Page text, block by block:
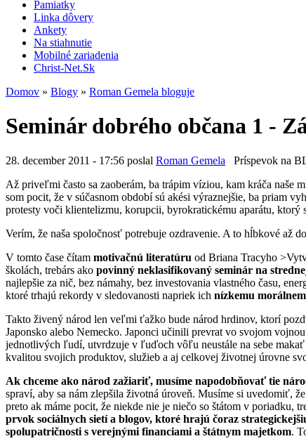
Pamiatky
Linka dôvery
Ankety
Na stiahnutie
Mobilné zariadenia
Christ-Net.Sk
Domov » Blogy » Roman Gemela bloguje
Seminár dobrého občana 1 -
28. december 2011 - 17:56 poslal Roman Gemela Príspevok na
Až priveľmi často sa zaoberám, ba trápim víziou, kam kráča naše
som pocit, že v súčasnom období sú akési výraznejšie, ba priam
protesty voči klientelizmu, korupcii, byrokratickému aparátu,
Verím, že naša spoločnosť potrebuje ozdravenie. A to hĺbkové až
V tomto čase čítam motivačnú literatúru od Briana Tracyho
školách, trebárs ako povinný neklasifikovaný seminár na
najlepšie za nič, bez námahy, bez investovania vlastného času,
ktoré trhajú rekordy v sledovanosti napriek ich nízkemu
Takto živený národ len veľmi ťažko bude národ hrdinov, ktorí
Japonsko alebo Nemecko. Japonci učinili prevrat vo svojom
jednotlivých ľudí, utvrdzuje v ľuďoch vôľu neustále na sebe
kvalitou svojich produktov, služieb a aj celkovej životnej úrovne
Ak chceme ako národ zažiariť, musíme napodobňovať tie
spraví, aby sa nám zlepšila životná úroveň. Musíme si uvedomiť,
preto ak máme pocit, že niekde nie je niečo so štátom v
prvok sociálnych sietí a blogov, ktoré hrajú čoraz
spolupatričnosti s verejnými financiami a štátnym majetkom.